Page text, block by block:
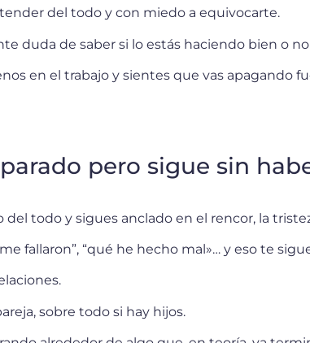
del todo y con miedo a equivocarte.
duda de saber si lo estás haciendo bien o
en el trabajo y sientes que vas apagando
pero sigue sin
todo y sigues anclado en el rencor, la
fallaron”, “qué he hecho mal»… y eso te
sobre todo si hay hijos.